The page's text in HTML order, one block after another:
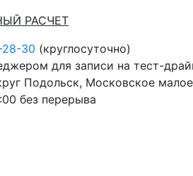
РАСЧЕТ
30 (круглосуточно)
для записи на тест-
Подольск, Московское
без перерыва